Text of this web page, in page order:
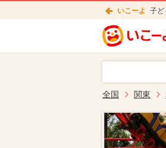
いこーよ 子ど
全国 関東